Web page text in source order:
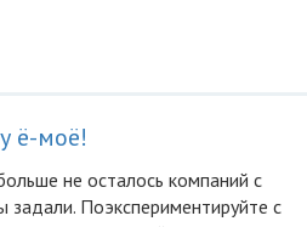
ё-моё!
не осталоcь компаний с
Поэкспериментируйте с